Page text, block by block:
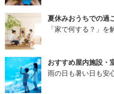
夏休みおうちでの過
「家で何する？」
おすすめ屋内施設・
雨の日も暑い日も安